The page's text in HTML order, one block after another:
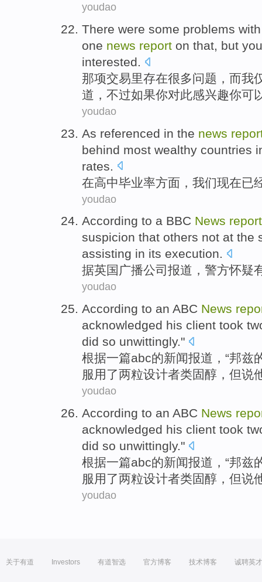
youdao
There were some problems
one news report on that, but
interested.
那项交易里存在很多问题 ， 而我
道 ， 不过如果你对此感兴趣你可
youdao
As referenced in the news
behind most wealthy countries
rates
在高中毕业率方面， 我们现在已
youdao
According to a BBC News report
suspicion that others not at the
assisting in its execution.
据英国 广播公司 报道 ， 警方怀疑
youdao
According to an ABC News
acknowledged his client took
did so unwittingly."
根据一篇abc的新闻报道 ，“邦兹
服用了两粒设计者类固醇 ， 但说
youdao
According to an ABC News
acknowledged his client took
did so unwittingly."
根据一篇abc的新闻报道 ，“邦兹
服用了两粒设计者类固醇 ， 但说
youdao
关于有道 Investors 有道智选 官方博客 技术博客 诚聘英才